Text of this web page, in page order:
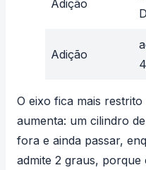
Adição
D
Adição
O eixo fica mais
aumenta: um cilindro
fora e ainda passar,
admite 2 graus,